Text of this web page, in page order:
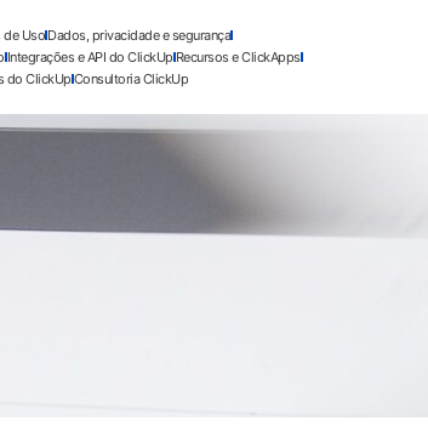
de Uso Dados, privacidade e segurança
Integrações e API do ClickUpRecursos e ClickApps
do ClickUpConsultoria ClickUp